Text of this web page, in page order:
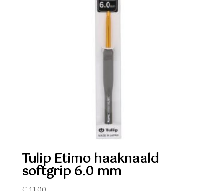
Tulip Etimo haaknaald
softgrip 6.0 mm